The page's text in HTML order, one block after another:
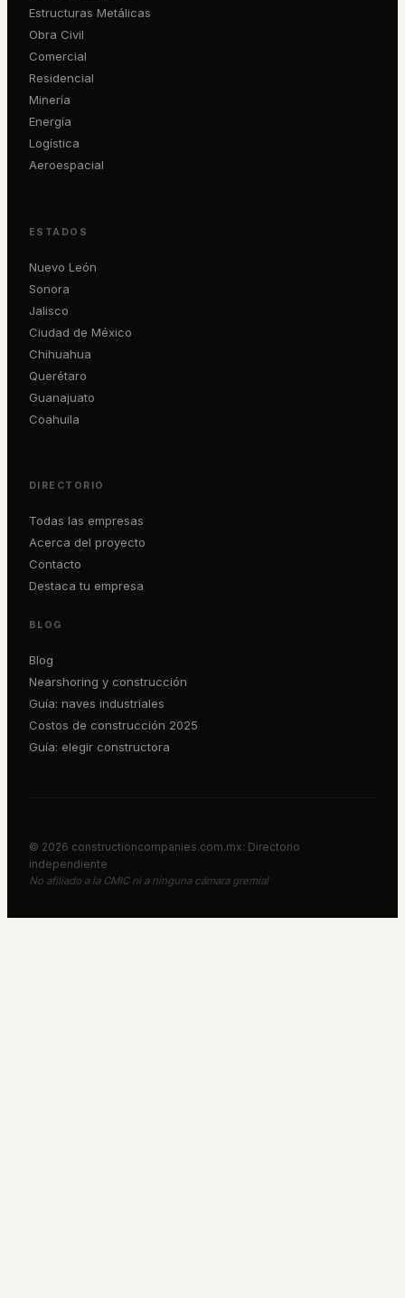
Estructuras Metálicas
Obra Civil
Comercial
Residencial
Minería
Energía
Logística
Aeroespacial
ESTADOS
Nuevo León
Sonora
Jalisco
Ciudad de México
Chihuahua
Querétaro
Guanajuato
Coahuila
DIRECTORIO
Todas las empresas
Acerca del proyecto
Contacto
Destaca tu empresa
BLOG
Blog
Nearshoring y construcción
Guía: naves industriales
Costos de construcción 2025
Guía: elegir constructora
© 2026 constructioncompanies.com.mx: Directorio
independiente
No afiliado a la CMIC ni a ninguna cámara gremial